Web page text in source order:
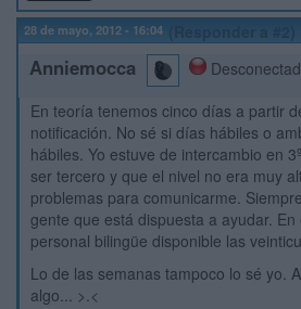
28 de mayo, 2012 - 16:04
Anniemocca
En teoría tenemos cinco días a partir
notificación. No sé si días hábiles o
hábiles. Yo estuve de intercambio en
ser tercero y que el nivel no era muy
problemas para comunicarme.
gente que está dispuesta a ayudar.
personal bilingüe disponible las
Lo de las semanas tampoco lo sé yo.
algo... >.<